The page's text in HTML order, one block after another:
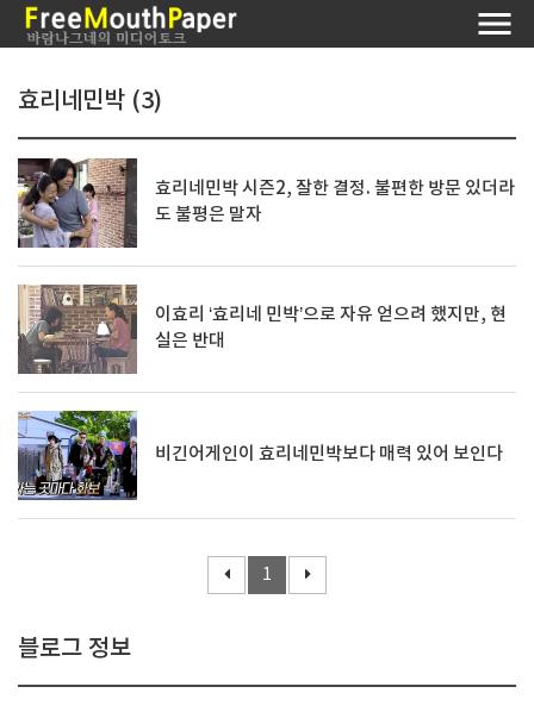
효리네민박 (3)
효리네민박 시즌2, 잘한 결정. 불편한 방문 있더라
도 불평은 말자
이효리 ‘효리네 민박’으로 자유 얻으려 했지만, 현
실은 반대
비긴어게인이 효리네민박보다 매력 있어 보인다
1
블로그 정보